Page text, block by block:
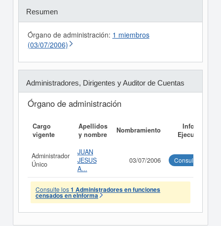
Resumen
Órgano de administración: 1 miembros
(03/07/2006)
Administradores, Dirigentes y Auditor de Cuentas
Órgano de administración
Cargo
vigente
Apellidos
y nombre
Nombramiento
Informe
Ejecutivo
Administrador
Único
JUAN
JESUS
A...
03/07/2006 Consultar
Consulte los1 Administradores en funciones
censados en eInforma